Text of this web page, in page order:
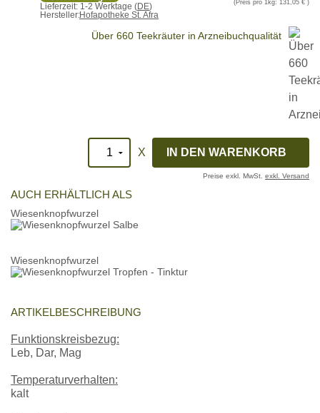
Lieferzeit: 1-2 Werktage (DE)
Hersteller:Hofapotheke St. Afra
(Preis pro 1kg: 131,05 €)
Über 660 Teekräuter in Arzneibuchqualität
X
Preise exkl. MwSt. exkl. Versand
AUCH ERHÄLTLICH ALS
Wiesenknopfwurzel
Wiesenknopfwurzel
ARTIKELBESCHREIBUNG
Funktionskreisbezug:
Leb, Dar, Mag
Temperaturverhalten:
kalt